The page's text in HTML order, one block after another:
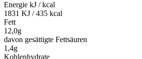
Energie kJ / kcal
1831 KJ / 435 kcal
Fett
12,0g
davon gesättigte Fettsäuren
1,4g
Kohlenhydrate